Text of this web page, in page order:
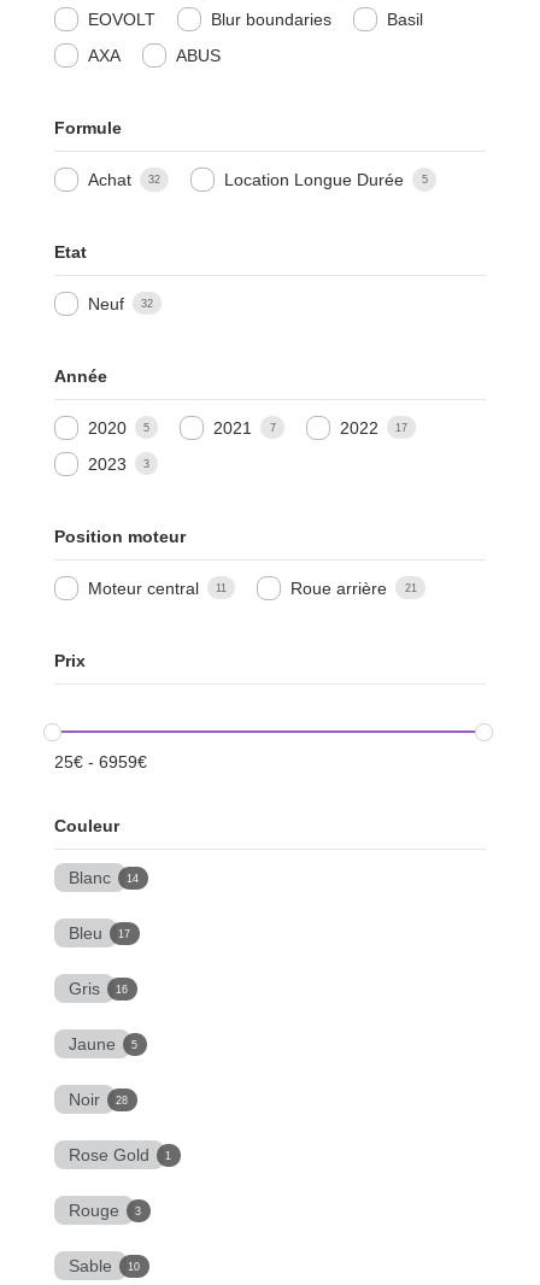
EOVOLT
Blur boundaries
Basil
AXA
ABUS
Formule
Achat 32 Location Longue Durée 5
Etat
Neuf 32
Année
2020 5 2021 7 2022 17
2023 3
Position moteur
Moteur central 11 Roue arrière 21
Prix
25€- 6959€
Couleur
Blanc 14
Bleu 17
Gris 16
Jaune 5
Noir 28
Rose Gold 1
Rouge 3
Sable 10